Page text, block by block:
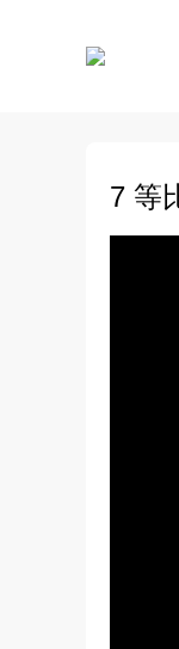
7 等